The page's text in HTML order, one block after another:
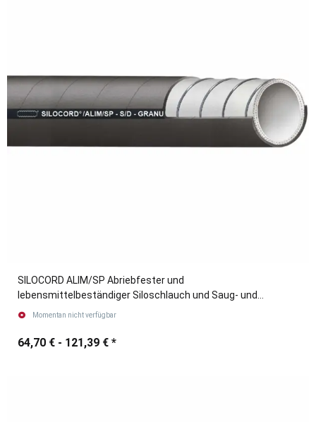
SILOCORD ALIM/SP Abriebfester und
lebensmittelbeständiger Siloschlauch und Saug- und
Druckschlauch
Momentan nicht verfügbar
64,70 € - 121,39 € *